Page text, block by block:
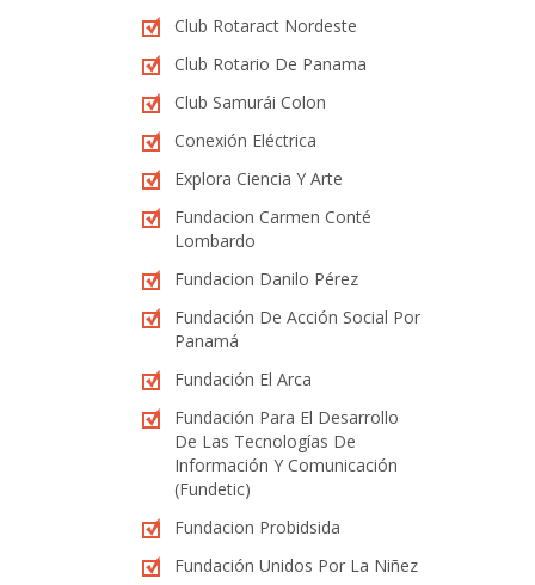
Club Rotaract Nordeste
Club Rotario De Panama
Club Samurái Colon
Conexión Eléctrica
Explora Ciencia Y Arte
Fundacion Carmen Conté
Lombardo
Fundacion Danilo Pérez
Fundación De Acción Social Por
Panamá
Fundación El Arca
Fundación Para El Desarrollo
De Las Tecnologías De
Información Y Comunicación
(Fundetic)
Fundacion Probidsida
Fundación Unidos Por La Niñez